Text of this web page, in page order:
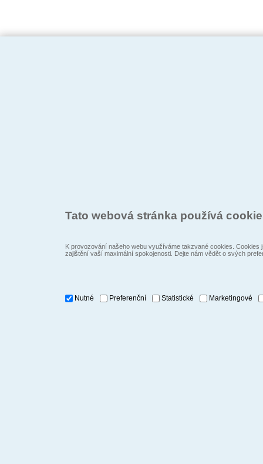
Tato webová stránka používá
K provozování našeho webu využíváme takzvané cookies.
zajištění vaší maximální spokojenosti. Dejte nám vědět o svých
Nutné Preferenční Statistické Marketingové